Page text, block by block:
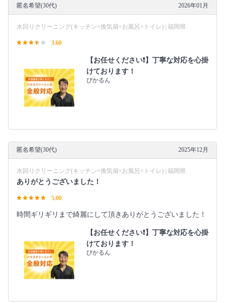
匿名希望(30代) 2026年01月
水回りクリーニング(キッチン×換気扇×お風呂×トイレ) | 福岡県
3.60
【お任せください❗️】丁寧な対応を心掛
けております！
ぴかるん
匿名希望(30代) 2025年12月
水回りクリーニング(キッチン×換気扇×お風呂×トイレ) | 福岡県
ありがとうございました！
5.00
時間ギリギリまで綺麗にして頂きありがとうございました！
【お任せください❗️】丁寧な対応を心掛
けております！
ぴかるん